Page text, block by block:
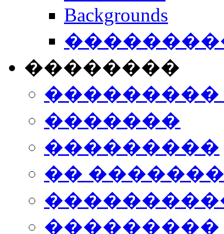
Backgrounds
��������
���������
�������
���������
��
���������